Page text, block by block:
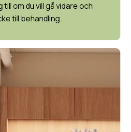
om du vill gå vidare och
till behandling.